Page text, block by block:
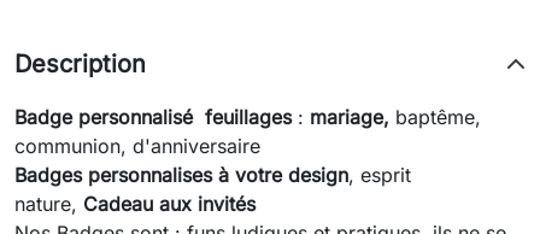
Description
Badge personnalisé feuillages : mariage, baptême,
communion, d'anniversaire
Badges personnalises à votre design, esprit
nature, Cadeau aux invités